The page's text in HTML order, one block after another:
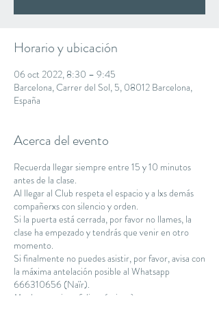
Horario y ubicación
06 oct 2022, 8:30 – 9:45
Barcelona, Carrer del Sol, 5, 08012 Barcelona,
España
Acerca del evento
Recuerda llegar siempre entre 15 y 10 minutos
antes de la clase.
Al llegar al Club respeta el espacio y a lxs demás
compañerxs con silencio y orden.
Si la puerta está cerrada, por favor no llames, la
clase ha empezado y tendrás que venir en otro
momento.
Si finalmente no puedes asistir, por favor, avisa con
la máxima antelación posible al Whatsapp
666310656 (Naïr).
Muchas gracias y feliz práctica :)